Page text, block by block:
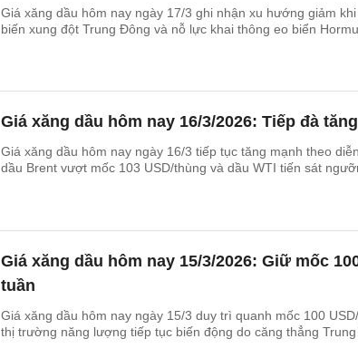
Giá xăng dầu hôm nay ngày 17/3 ghi nhận xu hướng giảm
biến xung đột Trung Đông và nỗ lực khai thông eo biển
Giá xăng dầu hôm nay 16/3/2026: Tiếp đà
Giá xăng dầu hôm nay ngày 16/3 tiếp tục tăng mạnh theo
dầu Brent vượt mốc 103 USD/thùng và dầu WTI tiến sát
Giá xăng dầu hôm nay 15/3/2026: Giữ mốc
tuần
Giá xăng dầu hôm nay ngày 15/3 duy trì quanh mốc 100
thị trường năng lượng tiếp tục biến động do căng thẳng Trung